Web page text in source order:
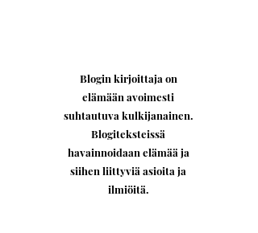
Blogin kirjoittaja on
elämään avoimesti
suhtautuva kulkijanainen.
Blogiteksteissä
havainnoidaan elämää ja
siihen liittyviä asioita ja
ilmiöitä.